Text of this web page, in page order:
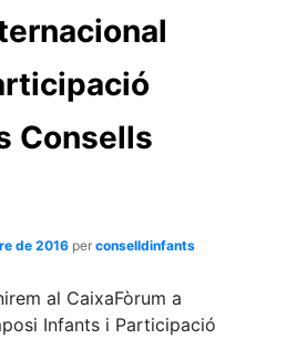
les
Consells
de 2016 perconselldinfants
al CaixaFòrum a
Infants i Participació